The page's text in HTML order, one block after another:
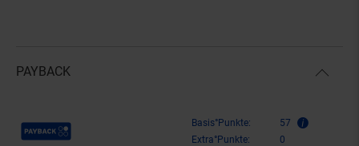
PAYBACK
Payback Punkte Basis°Punkte:
57
Extra°Punkte:
0